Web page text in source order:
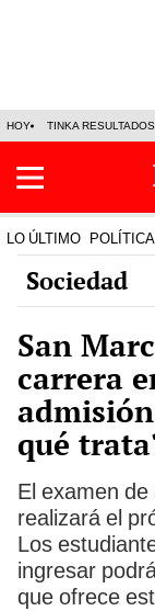
HOY TINKA RESULTADOS
LO ÚLTIMO POLÍTICA
Sociedad
San
carrera
qué
El examen
realizará el
Los
ingresar
que ofrece